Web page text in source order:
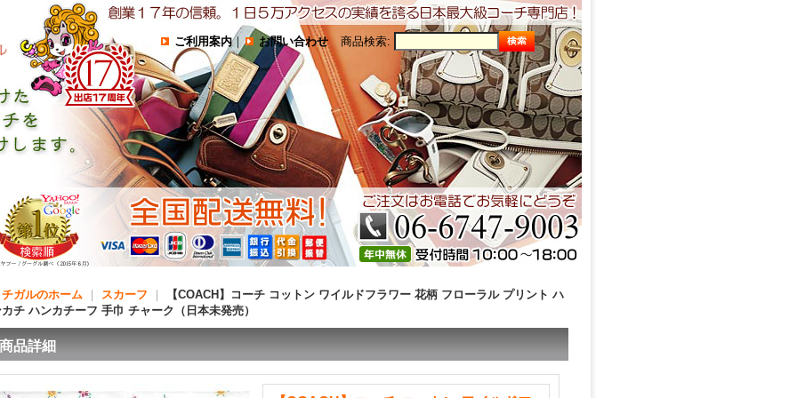
ご利用案内｜ お問い合わせ 商品検索:
ガルのホーム スカーフ
【COACH】コーチ コットン ワイルドフラワー 花柄 フローラル プリント ハ
チ ハンカチーフ 手巾 チャーク（日本未発売）
商品詳細